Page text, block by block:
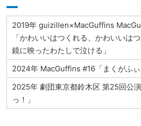
2019年 guizillen×MacGuffins
「かわいいはつくれる、かわいいはつ
鏡に映ったわたしで泣ける」
2024年 MacGuffins #16「まくがふぃ
2025年 劇団東京都鈴木区 第25回公
っ！」